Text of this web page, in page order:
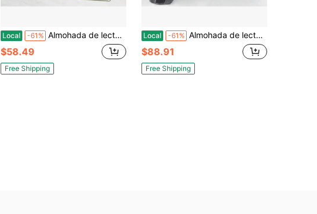
Local -61% Almohada de lectura para cama de adulto - Almohada de respaldo de 22" para sentarse y descansar, almohada con brazos para esposo, silla de cama y respaldo, almohada para sentarse y descansar para sofá, estudio y ver la televisión
$58.49
Free Shipping
Local -61% Almohada de lectura extra grande de 31" Almohada de descanso con rollo de cuello desmontable para sentarse en la cama o el sofá Almohada de espalda para adultos para ver la televisión/jugar/relajarse
$88.91
Free Shipping